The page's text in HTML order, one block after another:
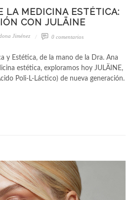
LA MEDICINA ESTÉTICA:
CON JULÄINE
Jiménez 0 comentarios
y Estética, de la mano de la Dra. Ana
estética, exploramos hoy JULÄINE,
Poli-L-Láctico) de nueva generación.